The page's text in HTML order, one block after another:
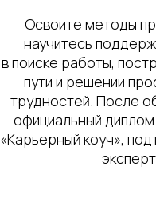
Освоите методы
научитесь
в поиске работы,
пути и решении
трудностей. После
официальный
«Карьерный коуч»,